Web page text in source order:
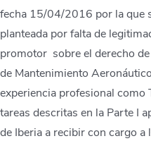
fecha 15/04/2016 por la que
planteada por falta de
promotor sobre el derecho
de Mantenimiento
experiencia profesional como
tareas descritas en la Parte I
de Iberia a recibir con cargo